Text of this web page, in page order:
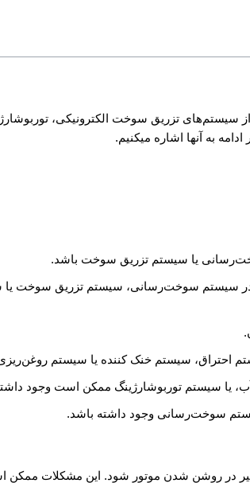
از سیستم‌های تزریق سوخت الکترونیکی،
به آنها اشاره میکنیم.
یا سیستم تزریق سوخت باشد.
سیستم سوخت‌رسانی، سیستم تزریق سوخت یا
احتراق، سیستم خنک کننده یا سیستم
یا سیستم توربوشارژینگ ممکن است وجود
سوخت‌رسانی وجود داشته باشد.
در روشن شدن موتور شود. این مشکلات ممکن